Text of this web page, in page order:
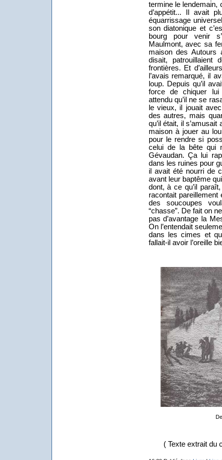
termine le lendemain,
d’appétit... Il avait
équarrissage
son diatonique et
bourg pour venir
Maulmont, avec sa
maison des Autours
disait, patrouillaient
frontières. Et
l’avais remarqué, il
loup. Depuis qu’il
force de chiquer lui
attendu qu’il ne se
le vieux, il jouait
des autres, mais
qu’il était, il
maison à jouer au
pour le rendre si
celui de la bête qui
Gévaudan. Ça lui
dans les ruines pour
il avait été nourri de
avant leur baptême
dont, à ce qu’il
racontait
des soucoupes
“chasse”. De fait on
pas d’avantage la
On l’entendait
dans les cimes et
fallait-il avoir l’oreille
( Texte extrait du